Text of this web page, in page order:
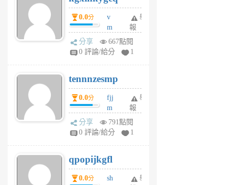
個
月
前
0.0分
v
m
sg
sr
6
個
月
前
舉
報
分享
667點閱
0 評論/給分
1
tennnzesmp
0.0分
fjj
m
w
rs
6
個
月
舉
報
分享
791點閱
0 評論/給分
1
qpopijkgfl
0.0分
sh
舉